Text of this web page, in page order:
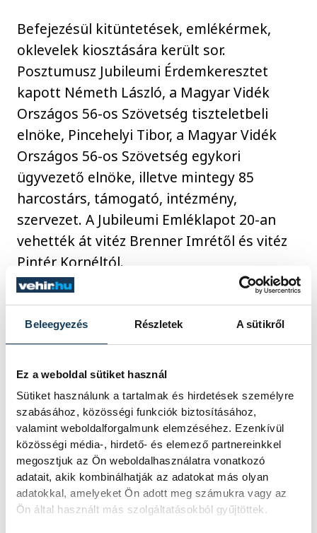
Beleegyezés Részletek A sütikről
Ez a weboldal sütiket használ
Sütiket használunk a tartalmak és hirdetések személyre
szabásához, közösségi funkciók biztosításához,
valamint weboldalforgalmunk elemzéséhez. Ezenkívül
közösségi média-, hirdető- és elemező partnereinkkel
megosztjuk az Ön weboldalhasználatra vonatkozó
adatait, akik kombinálhatják az adatokat más olyan
adatokkal, amelyeket Ön adott meg számukra vagy az
Ön által használt más szolgáltatásokból gyűjtöttek.
Befejezésül kitüntetések, emlékérmek,
oklevelek kiosztására került sor.
Posztumusz Jubileumi Érdemkeresztet
kapott Németh László, a Magyar Vidék
Országos 56-os Szövetség tiszteletbeli
elnöke, Pincehelyi Tibor, a Magyar Vidék
Országos 56-os Szövetség egykori
ügyvezető elnöke, illetve mintegy 85
harcostárs, támogató, intézmény,
szervezet. A Jubileumi Emléklapot 20-an
vehették át vitéz Brenner Imrétől és vitéz
Pintér Kornéltól.
A Magyar Vidék Országos 56-os Szövetség
ügyvezető elnökének, Brenner Imrének,
Szövetség országos elnökének Dömötör
Zoltán alelnök a Jubileumi Érdemkereszt
kitüntetést nyújtotta át a 15 éves
évforduló tiszteletére.
közélet